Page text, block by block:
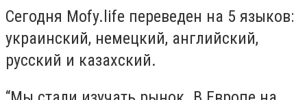
Сегодня Mofy.life переведен на 5 языков:
украинский, немецкий, английский,
русский и казахский.